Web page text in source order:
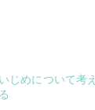
じめについて考え